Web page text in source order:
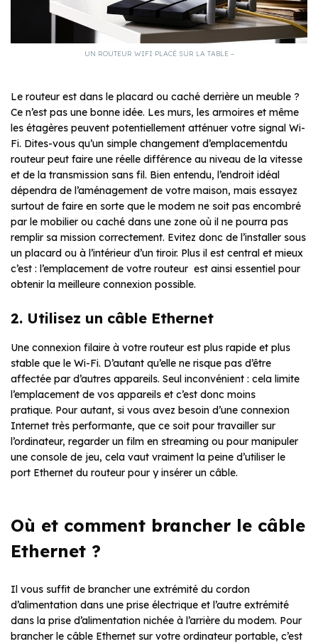
UN ROUTEUR WIFI PLACÉ SUR LA TABLE –
Le routeur est dans le placard ou caché derrière un meuble ?
Ce n’est pas une bonne idée. Les murs, les armoires et même
les étagères peuvent potentiellement atténuer votre signal Wi-
Fi. Dites-vous qu’un simple changement d’emplacementdu
routeur peut faire une réelle différence au niveau de la vitesse
et de la transmission sans fil. Bien entendu, l’endroit idéal
dépendra de l’aménagement de votre maison, mais essayez
surtout de faire en sorte que le modem ne soit pas encombré
par le mobilier ou caché dans une zone où il ne pourra pas
remplir sa mission correctement. Evitez donc de l’installer sous
un placard ou à l’intérieur d’un tiroir. Plus il est central et mieux
c’est : l’emplacement de votre routeur est ainsi essentiel pour
obtenir la meilleure connexion possible.
2. Utilisez un câble Ethernet
Une connexion filaire à votre routeur est plus rapide et plus
stable que le Wi-Fi. D’autant qu’elle ne risque pas d’être
affectée par d’autres appareils. Seul inconvénient : cela limite
l’emplacement de vos appareils et c’est donc moins
pratique. Pour autant, si vous avez besoin d’une connexion
Internet très performante, que ce soit pour travailler sur
l’ordinateur, regarder un film en streaming ou pour manipuler
une console de jeu, cela vaut vraiment la peine d’utiliser le
port Ethernet du routeur pour y insérer un câble.
Où et comment brancher le câble
Ethernet ?
Il vous suffit de brancher une extrémité du cordon
d’alimentation dans une prise électrique et l’autre extrémité
dans la prise d’alimentation nichée à l’arrière du modem. Pour
brancher le câble Ethernet sur votre ordinateur portable, c’est